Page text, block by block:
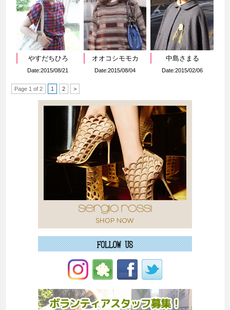
やすだちひろ
Date:2015/08/21
オオコシモモカ
Date:2015/08/04
中島さまる
Date:2015/02/06
Page 1 of 2 1 2 >